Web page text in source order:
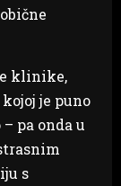
klinike,
je puno
pa onda u
s